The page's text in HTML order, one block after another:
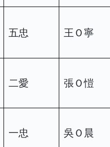
五忠 王Ｏ寧
二愛 張Ｏ愷
一忠 吳Ｏ晨